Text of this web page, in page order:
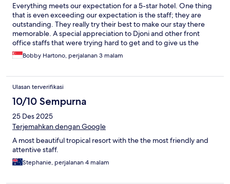
Everything meets our expectation for a 5-star hotel. One thing
that is even exceeding our expectation is the staff; they are
outstanding. They really try their best to make our stay there
memorable. A special appreciation to Djoni and other front
office staffs that were trying hard to get and to give us the
information about the local festivals at that time - the
information that we were not able to find online. Thank you.
Bobby Hartono, perjalanan 3 malam
Ulasan terverifikasi
10/10 Sempurna
25 Des 2025
Terjemahkan dengan Google
A most beautiful tropical resort with the the most friendly and
attentive staff.
Stephanie, perjalanan 4 malam